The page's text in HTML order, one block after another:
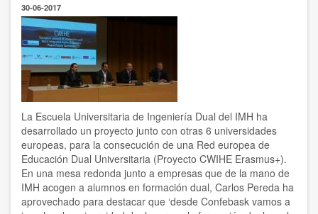
tiene
futuro.
Prefiero
el
acuerdo
y
buscar
cómo
generamos
empleo,
pero
de
eso
hablan
poco’
30-06-2017
La Escuela Universitaria de Ingeniería Dual del IMH ha
desarrollado un proyecto junto con otras 6 universidades
europeas, para la consecución de una Red europea de
Educación Dual Universitaria (Proyecto CWIHE Erasmus+).
En una mesa redonda junto a empresas que de la mano de
IMH acogen a alumnos en formación dual, Carlos Pereda ha
aprovechado para destacar que ‘desde Confebask vamos a